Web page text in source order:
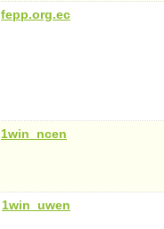
fepp.org.ec
1win_ncen
1win_uwen